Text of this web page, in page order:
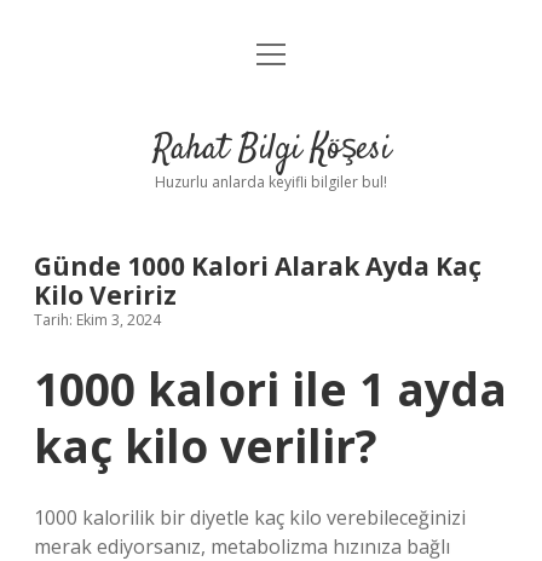
Anasayfa
Yasal Uyarı
menüyü
Rahat Bilgi Köşesi
Huzurlu anlarda keyifli bilgiler bul!
Günde 1000 Kalori Alarak Ayda Kaç
Kilo Veririz
Tarih: Ekim 3, 2024
1000 kalori ile 1 ayda
kaç kilo verilir?
1000 kalorilik bir diyetle kaç kilo verebileceğinizi
merak ediyorsanız, metabolizma hızınıza bağlı